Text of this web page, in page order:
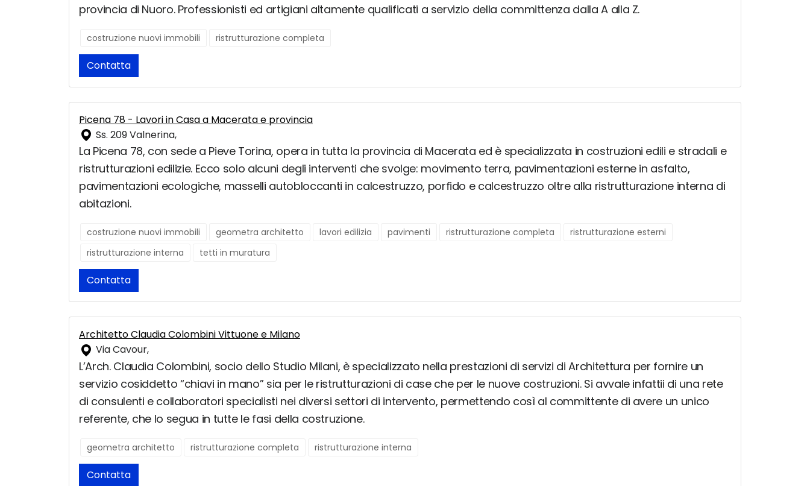
provincia di Nuoro. Professionisti ed artigiani altamente qualificati a servizio della committenza dalla A alla Z.
costruzione nuovi immobili ristrutturazione completa
Contatta
Picena 78 - Lavori in Casa a Macerata e provincia
Ss. 209 Valnerina,
La Picena 78, con sede a Pieve Torina, opera in tutta la provincia di Macerata ed è specializzata in costruzioni edili e stradali e
ristrutturazioni edilizie. Ecco solo alcuni degli interventi che svolge: movimento terra, pavimentazioni esterne in asfalto,
pavimentazioni ecologiche, masselli autobloccanti in calcestruzzo, porfido e calcestruzzo oltre alla ristrutturazione interna di
abitazioni.
costruzione nuovi immobili geometra architetto lavori edilizia pavimenti ristrutturazione completa
ristrutturazione esterni
ristrutturazione interna
tetti in muratura
Contatta
Architetto Claudia Colombini Vittuone e Milano
Via Cavour,
L’Arch. Claudia Colombini, socio dello Studio Milani, è specializzato nella prestazioni di servizi di Architettura per fornire un
servizio cosiddetto “chiavi in mano” sia per le ristrutturazioni di case che per le nuove costruzioni. Si avvale infattii di una rete
di consulenti e collaboratori specialisti nei diversi settori di intervento, permettendo così al committente di avere un unico
referente, che lo segua in tutte le fasi della costruzione.
geometra architetto ristrutturazione completa ristrutturazione interna
Contatta